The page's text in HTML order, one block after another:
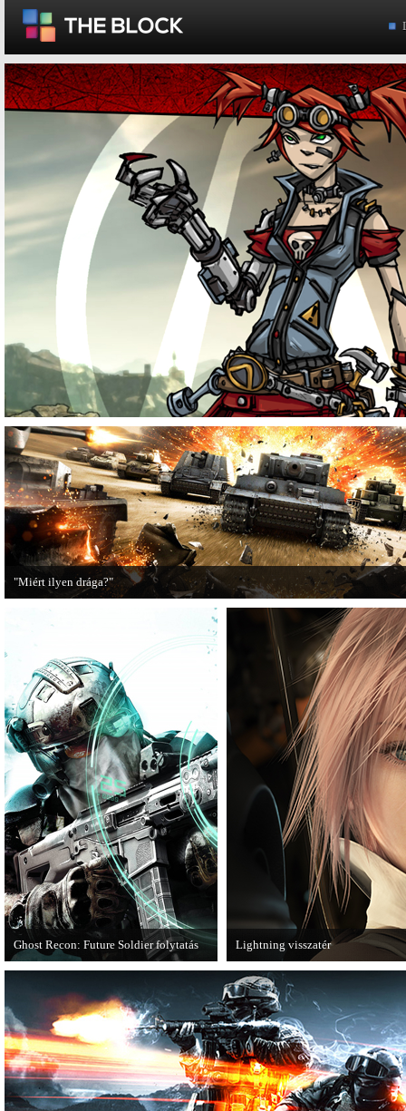
"Miért ilyen drága?"
A PC Guru utánajárt, miért kerülnek olyan sokba a AAA-kategóriás
Ghost Recon: Future Soldier folytatás
van a Ghost Recon: Future Soldier
következő epizódja.
Lightning visszatér
Megjött a Lightning Returns: